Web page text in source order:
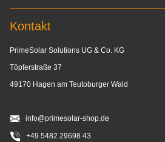
Kontakt
PrimeSolar Solutions UG & Co. KG
Töpferstraße 37
49170 Hagen am Teutoburger Wald
info@primesolar-shop.de
+49 5482 29698 43